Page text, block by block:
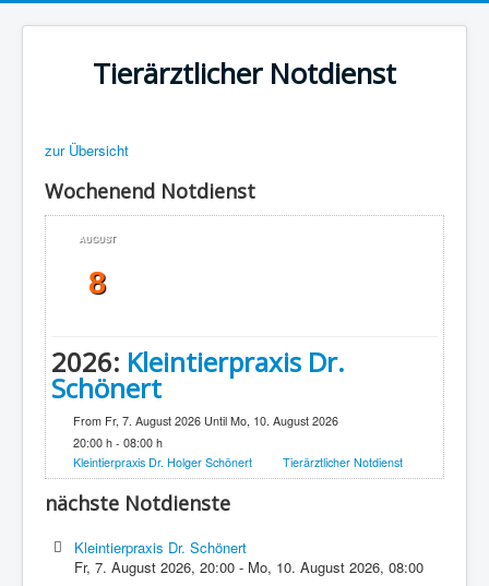
Tierärztlicher Notdienst
zur Übersicht
Wochenend Notdienst
AUGUST
8
2026: Kleintierpraxis Dr.
Schönert
From Fr, 7. August 2026 Until Mo, 10. August 2026
20:00 h - 08:00 h
Kleintierpraxis Dr. Holger Schönert
Tierärztlicher Notdienst
nächste Notdienste
Kleintierpraxis Dr. Schönert
Fr, 7. August 2026,20:00 - Mo, 10. August 2026,08:00